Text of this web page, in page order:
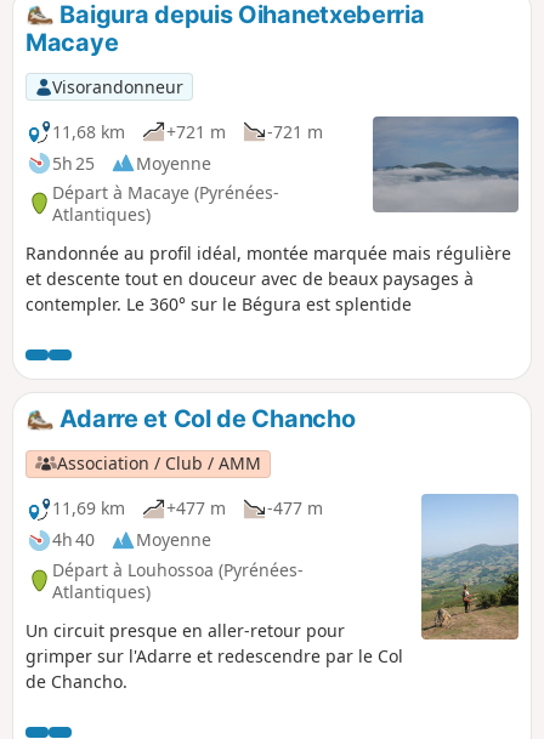
Baigura depuis Oihanetxeberria
Macaye
Visorandonneur
11,68 km
+721 m
-721 m
5h 25
Moyenne
Départ à Macaye (Pyrénées-
Atlantiques)
Randonnée au profil idéal, montée marquée mais régulière
et descente tout en douceur avec de beaux paysages à
contempler. Le 360° sur le Bégura est splentide
Adarre et Col de Chancho
Association / Club / AMM
11,69 km
+477 m
-477 m
4h 40
Moyenne
Départ à Louhossoa (Pyrénées-
Atlantiques)
Un circuit presque en aller-retour pour
grimper sur l'Adarre et redescendre par le Col
de Chancho.